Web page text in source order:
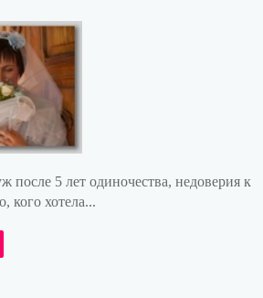
после 5 лет одиночества, недоверия к
кого хотела...